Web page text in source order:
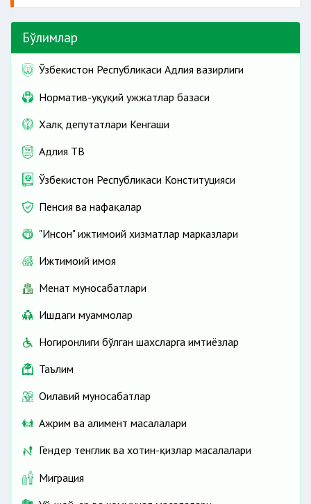
Бўлимлар
Ўзбекистон Республикаси Адлия вазирлиги
Норматив-ҳуқуқий ҳужжатлар базаси
Халқ депутатлари Кенгаши
Адлия ТВ
Ўзбекистон Республикаси Конституцияси
Пенсия ва нафақалар
"Инсон" ижтимоий хизматлар марказлари
Ижтимоий ҳимоя
Меҳнат муносабатлари
Ишдаги муаммолар
Ногиронлиги бўлган шахсларга имтиёзлар
Таълим
Оилавий муносабатлар
Ажрим ва алимент масалалари
Гендер тенглик ва хотин-қизлар масалалари
Миграция